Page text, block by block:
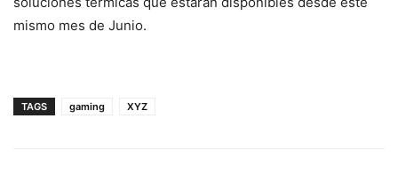
mismo mes de Junio.
TAGS gaming XYZ